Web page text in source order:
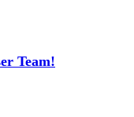
Team!